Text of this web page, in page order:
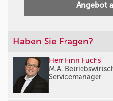
Angebot
Haben Sie Fragen?
Herr Finn Fuchs
M.A.
Servicemanager